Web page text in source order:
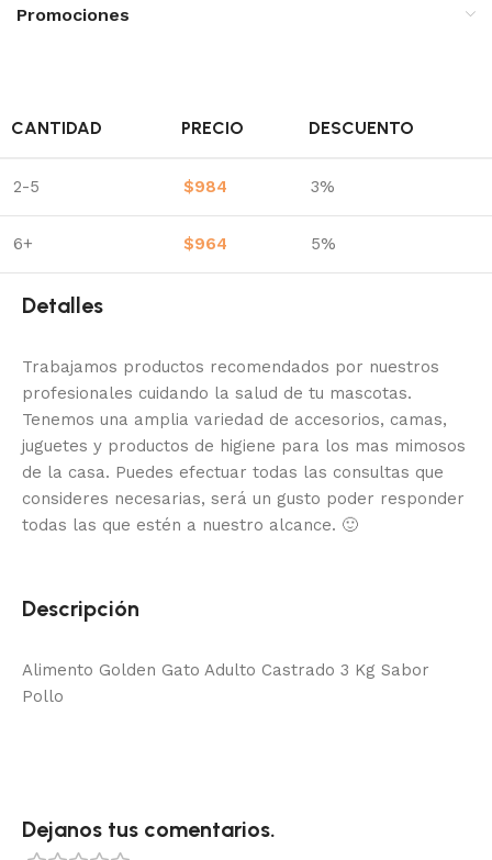
Promociones
CANTIDAD PRECIO DESCUENTO
2-5 $984 3%
6+ $964 5%
Detalles
Trabajamos productos recomendados por nuestros
profesionales cuidando la salud de tu mascotas.
Tenemos una amplia variedad de accesorios, camas,
juguetes y productos de higiene para los mas mimosos
de la casa. Puedes efectuar todas las consultas que
consideres necesarias, será un gusto poder responder
todas las que estén a nuestro alcance. 🙂
Descripción
Alimento Golden Gato Adulto Castrado 3 Kg Sabor
Pollo
Dejanos tus comentarios.